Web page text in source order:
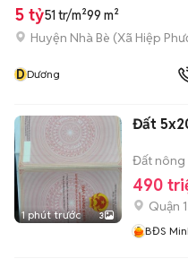
5 tỷ51 tr/m²99 m²
Huyện Nhà Bè (Xã Hiệp
DDương
1 phút trước 3
Đất
Đất nông
490
Quận
BĐS